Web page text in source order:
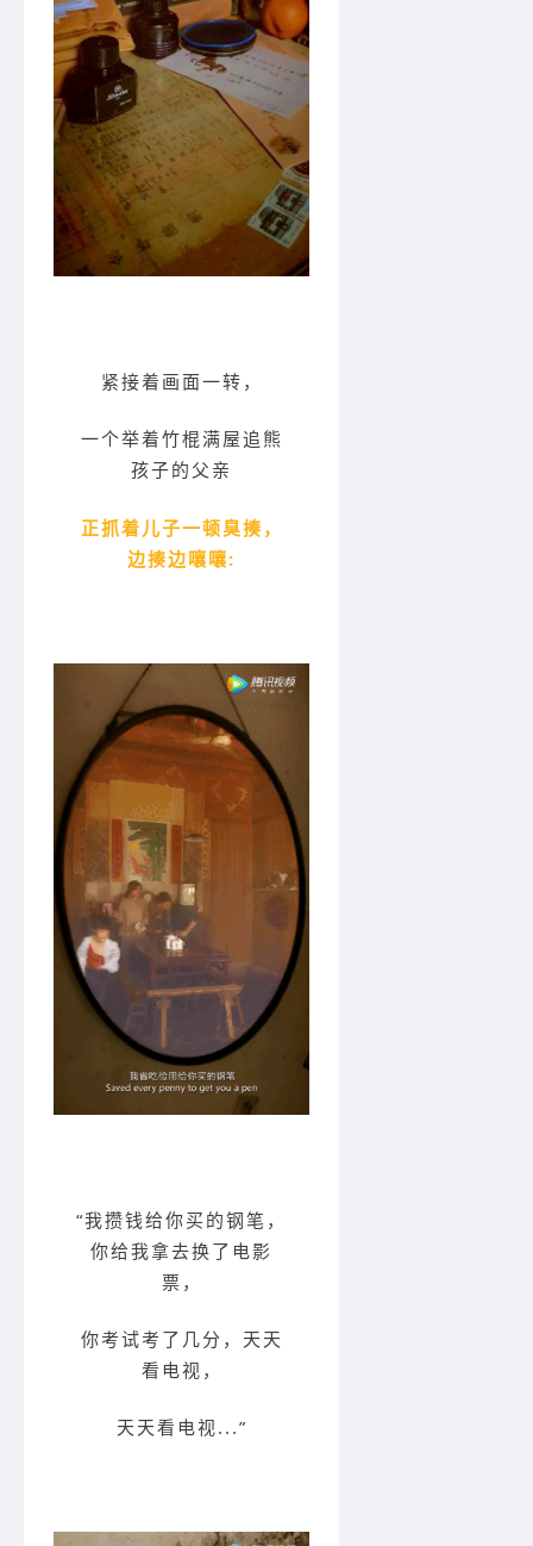
紧接着画面一转，
一个举着竹棍满屋追熊
孩子的父亲
正抓着儿子一顿臭揍，
边揍边嚷嚷:
“我攒钱给你买的钢笔，
你给我拿去换了电影
票，
你考试考了几分，天天
看电视，
天天看电视...”